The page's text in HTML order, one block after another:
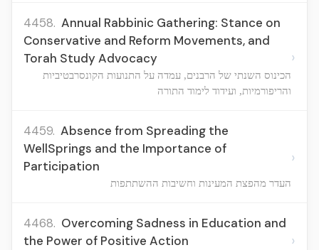
4458. Annual Rabbinic Gathering: Stance on
Conservative and Reform Movements, and
Torah Study Advocacy
הכינוס השנתי של הרבנים, עמדה על התנועות הקונסרבטיביות
והריפורמיות, ועידוד לימוד התורה
›
4459. Absence from Spreading the
WellSprings and the Importance of
Participation
העדר מהפצת המעינות וחשיבות ההשתתפות
›
4468. Overcoming Sadness in Education and
the Power of Positive Action
›